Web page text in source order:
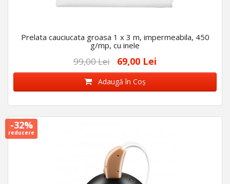
Prelata cauciucata groasa 1 x 3 m, impermeabila, 450
g/mp, cu inele
99,00 Lei 69,00 Lei
Adaugă în Coş
-32%
reducere